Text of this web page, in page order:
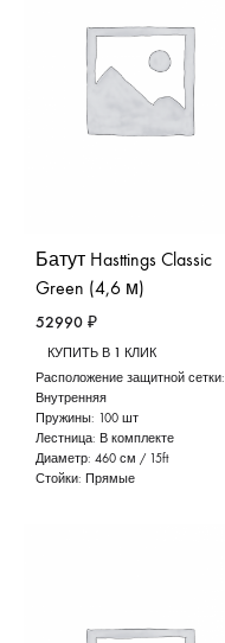
Батут Hasttings Classic
Green (4,6 м)
52990 ₽
КУПИТЬ В 1 КЛИК
Расположение защитной сетки:
Внутренняя
Пружины: 100 шт
Лестница: В комплекте
Диаметр: 460 см / 15ft
Стойки: Прямые